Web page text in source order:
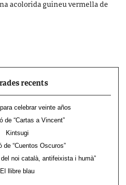
acolorida guineu vermella de
recents
celebrar veinte años
de “Cartas a Vincent”
Kintsugi
de “Cuentos Oscuros”
noi català, antifeixista i humà”
El llibre blau